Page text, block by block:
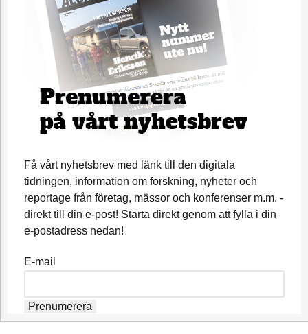
Få vårt nyhetsbrev med länk till den digitala
tidningen, information om forskning, nyheter och
reportage från företag, mässor och konferenser m.m. -
direkt till din e-post! Starta direkt genom att fylla i din
e-postadress nedan!
E-mail